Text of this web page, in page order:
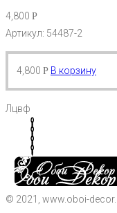
4,800 Р
Артикул: 54487-2
4,800 Р В корзину
Лцвф
© 2021, www.oboi-